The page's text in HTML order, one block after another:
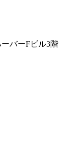
バーFビル3階